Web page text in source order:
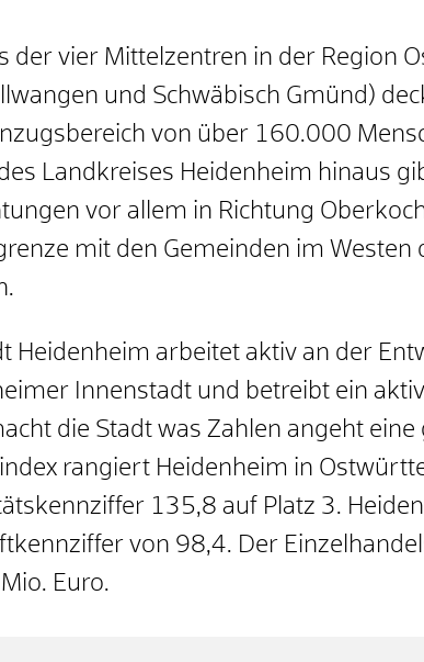
der vier Mittelzentren in der Region
und Schwäbisch Gmünd)
von über 160.000
Landkreises Heidenheim hinaus
vor allem in Richtung
mit den Gemeinden im Westen
Heidenheim arbeitet aktiv an der
Innenstadt und betreibt ein
die Stadt was Zahlen angeht eine
rangiert Heidenheim in
135,8 auf Platz 3.
von 98,4. Der
Euro.